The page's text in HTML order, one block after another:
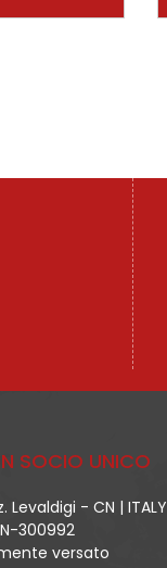
SOCIO UNICO
Levaldigi - CN | ITALY
300992
versato